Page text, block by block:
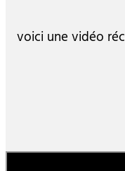
voici une vidéo